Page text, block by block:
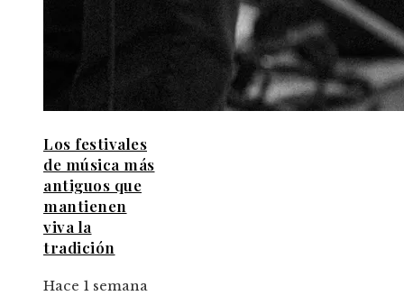
Los festivales
de música más
antiguos que
mantienen
viva la
tradición
Hace 1 semana